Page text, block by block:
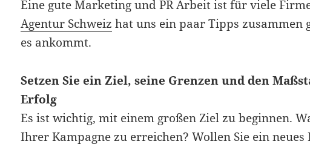
Eine gute Marketing und PR Arbeit ist für viele
Agentur Schweiz hat uns ein paar Tipps zusammen
es ankommt.
Setzen Sie ein Ziel, seine Grenzen und den
Erfolg
Es ist wichtig, mit einem großen Ziel zu beginnen.
Ihrer Kampagne zu erreichen? Wollen Sie ein